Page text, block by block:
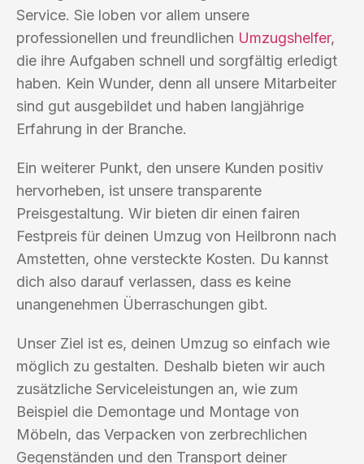
Service. Sie loben vor allem unsere
professionellen und freundlichen Umzugshelfer,
die ihre Aufgaben schnell und sorgfältig erledigt
haben. Kein Wunder, denn all unsere Mitarbeiter
sind gut ausgebildet und haben langjährige
Erfahrung in der Branche.
Ein weiterer Punkt, den unsere Kunden positiv
hervorheben, ist unsere transparente
Preisgestaltung. Wir bieten dir einen fairen
Festpreis für deinen Umzug von Heilbronn nach
Amstetten, ohne versteckte Kosten. Du kannst
dich also darauf verlassen, dass es keine
unangenehmen Überraschungen gibt.
Unser Ziel ist es, deinen Umzug so einfach wie
möglich zu gestalten. Deshalb bieten wir auch
zusätzliche Serviceleistungen an, wie zum
Beispiel die Demontage und Montage von
Möbeln, das Verpacken von zerbrechlichen
Gegenständen und den Transport deiner